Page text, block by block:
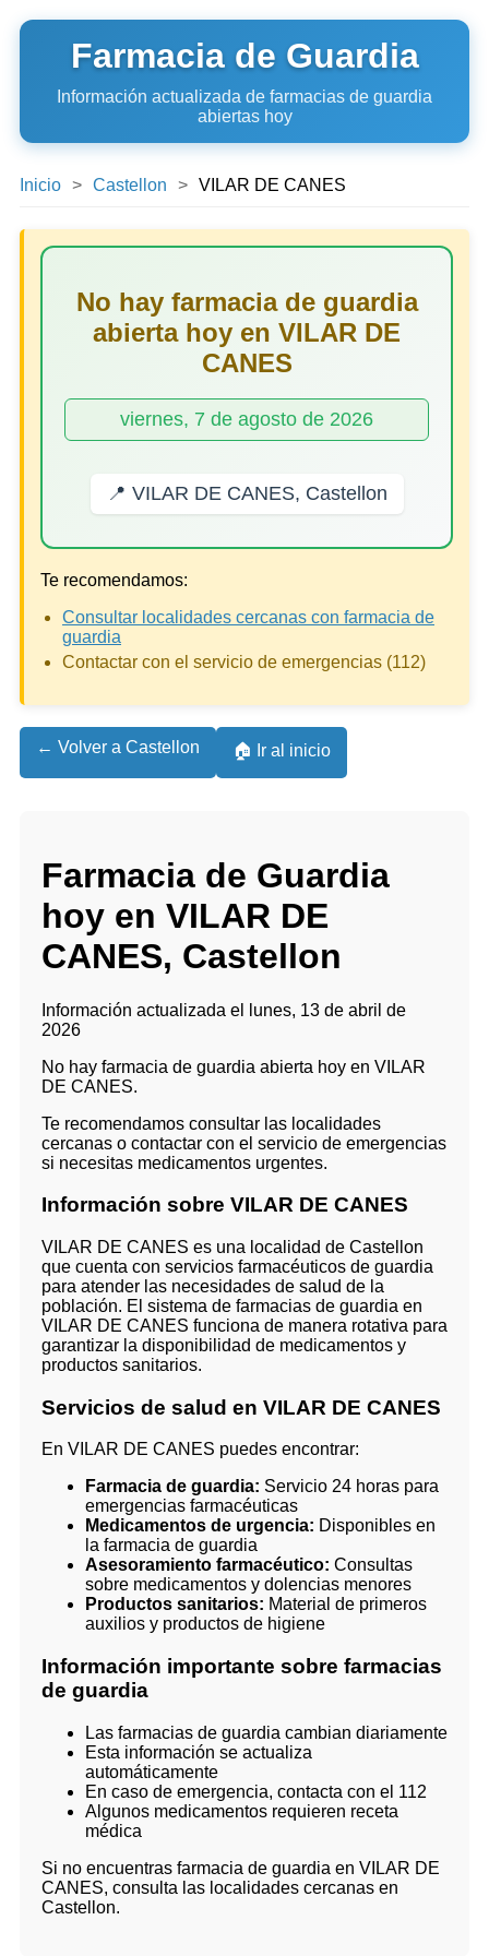
Farmacia de Guardia
Información actualizada de farmacias de guardia
abiertas hoy
Inicio Castellon VILAR DE CANES
No hay farmacia de guardia
abierta hoy en VILAR DE
CANES
viernes, 7 de agosto de 2026
📍 VILAR DE CANES, Castellon
Te recomendamos:
Consultar localidades cercanas con farmacia de
guardia
Contactar con el servicio de emergencias (112)
← Volver a Castellon 🏠 Ir al inicio
Farmacia de Guardia
hoy en VILAR DE
CANES, Castellon
Información actualizada el lunes, 13 de abril de
2026
No hay farmacia de guardia abierta hoy en VILAR
DE CANES.
Te recomendamos consultar las localidades
cercanas o contactar con el servicio de emergencias
si necesitas medicamentos urgentes.
Información sobre VILAR DE CANES
VILAR DE CANES es una localidad de Castellon
que cuenta con servicios farmacéuticos de guardia
para atender las necesidades de salud de la
población. El sistema de farmacias de guardia en
VILAR DE CANES funciona de manera rotativa para
garantizar la disponibilidad de medicamentos y
productos sanitarios.
Servicios de salud en VILAR DE CANES
En VILAR DE CANES puedes encontrar:
Farmacia de guardia: Servicio 24 horas para
emergencias farmacéuticas
Medicamentos de urgencia: Disponibles en
la farmacia de guardia
Asesoramiento farmacéutico: Consultas
sobre medicamentos y dolencias menores
Productos sanitarios: Material de primeros
auxilios y productos de higiene
Información importante sobre farmacias
de guardia
Las farmacias de guardia cambian diariamente
Esta información se actualiza
automáticamente
En caso de emergencia, contacta con el 112
Algunos medicamentos requieren receta
médica
Si no encuentras farmacia de guardia en VILAR DE
CANES, consulta las localidades cercanas en
Castellon.